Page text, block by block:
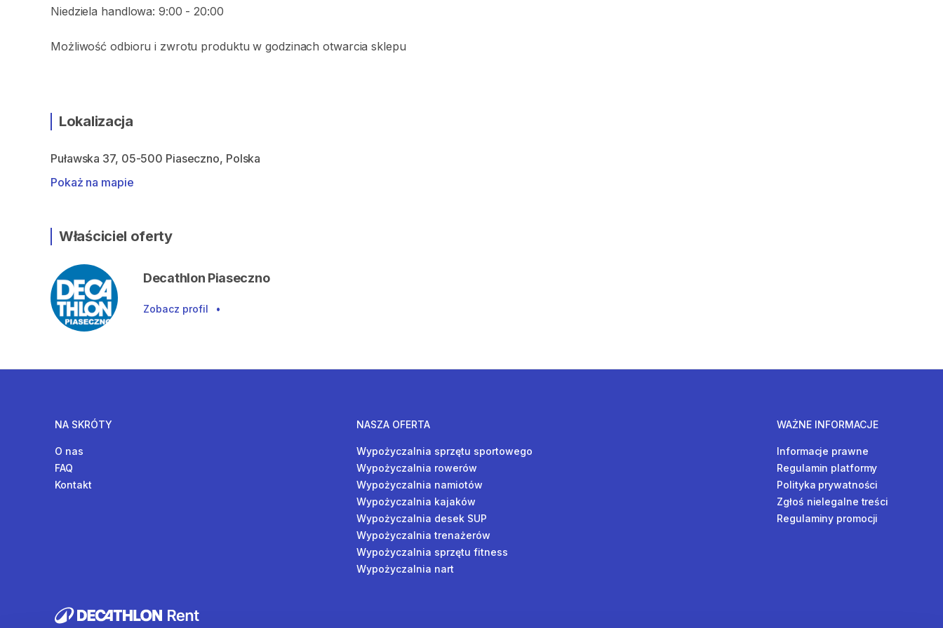
Niedziela handlowa: 9:00 - 20:00
Możliwość odbioru i zwrotu produktu w godzinach otwarcia sklepu
Lokalizacja
Puławska 37, 05-500 Piaseczno, Polska
Pokaż na mapie
Właściciel oferty
Decathlon Piaseczno
Zobacz profil •
NA SKRÓTY
O nas
FAQ
Kontakt
NASZA OFERTA
Wypożyczalnia sprzętu sportowego
Wypożyczalnia rowerów
Wypożyczalnia namiotów
Wypożyczalnia kajaków
Wypożyczalnia desek SUP
Wypożyczalnia trenażerów
Wypożyczalnia sprzętu fitness
Wypożyczalnia nart
WAŻNE INFORMACJE
Informacje prawne
Regulamin platformy
Polityka prywatności
Zgłoś nielegalne treści
Regulaminy promocji